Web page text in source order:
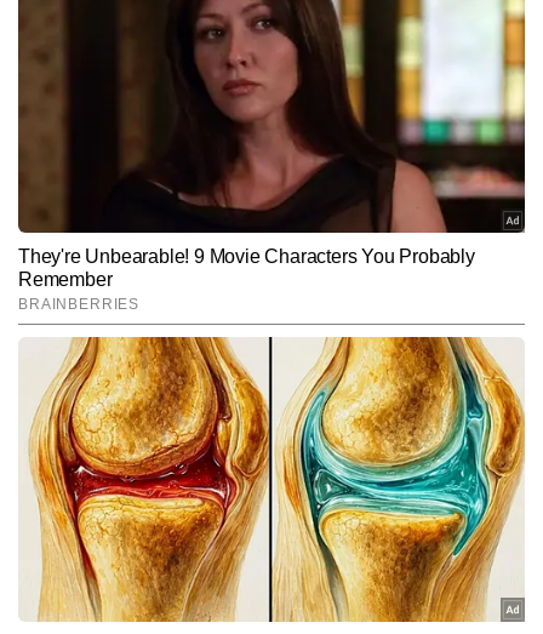
अमित मंडल टाइम्स नाउ नवभारत डिजिटल में न्यूज डेस्क पर Assistant Editor
के रूप में काम कर रहे हैं। प्रिंट, टीवी और डिजिटल—तीनों माध्यमों में कुल
मिलाकर 15 सालों से अधिक का अनुभव उन्हें खबरों को देखने की व्यापक दृष्टि देता
है। ब्रेकिंग न्यूज, लाइव ब्लॉग, स्पेशल स्टोरीज और एक्सप्लेनेर फॉर्मेट पर उनकी
मजबूत पकड़ है। एंगल चुनने की कला, खबरों की गति को समझना और समय पर
सही जानकारी पहुंचाना—ये उनकी सबसे बड़ी खूबियां हैं। अमित अपने करियर में
करीब 20 हजार से अधिक न्यूज आर्टिकल, एनालिसिस और एक्सप्लेनर पब्लिश कर
चुके हैं।
Subscribe to our daily Newsletter!
SUBMIT